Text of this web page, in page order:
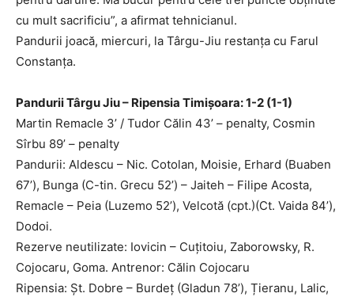
cu mult sacrificiu”, a afirmat tehnicianul.
Pandurii joacă, miercuri, la Târgu-Jiu restanţa cu Farul
Constanţa.
Pandurii Târgu Jiu – Ripensia Timişoara: 1-2 (1-1)
Martin Remacle 3’ / Tudor Călin 43’ – penalty, Cosmin
Sîrbu 89’ – penalty
Pandurii: Aldescu – Nic. Cotolan, Moisie, Erhard (Buaben
67’), Bunga (C-tin. Grecu 52’) – Jaiteh – Filipe Acosta,
Remacle – Peia (Luzemo 52’), Velcotă (cpt.)(Ct. Vaida 84’),
Dodoi.
Rezerve neutilizate: Iovicin – Cuțitoiu, Zaborowsky, R.
Cojocaru, Goma. Antrenor: Călin Cojocaru
Ripensia: Șt. Dobre – Burdeț (Gladun 78’), Țieranu, Lalic,